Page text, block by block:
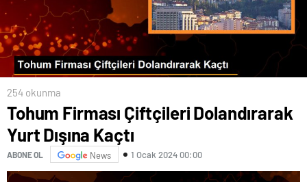
254 okunma
Tohum Firması Çiftçileri Dolandırarak
Yurt Dışına Kaçtı
ABONE OL News 1 Ocak 2024 00:00